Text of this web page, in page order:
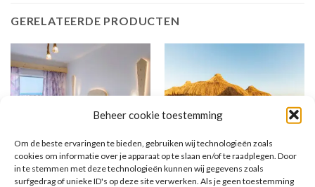
Beheer cookie toestemming
Om de beste ervaringen te bieden, gebruiken wij technologieën zoals
cookies om informatie over je apparaat op te slaan en/of te raadplegen. Door
in te stemmen met deze technologieën kunnen wij gegevens zoals
surfgedrag of unieke ID's op deze site verwerken. Als je geen toestemming
GERELATEERDE PRODUCTEN
GRIEKENLAND
Samos Sun Hotel
EGYPTE
Sunrise Remal Resort